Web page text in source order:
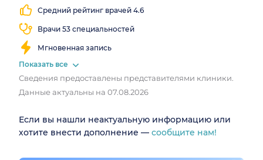
Средний рейтинг врачей 4.6
Врачи 53 специальностей
Мгновенная запись
Показать все
Сведения предоставлены представителями клиники.
Данные актуальны на 07.08.2026
Если вы нашли неактуальную информацию или
хотите внести дополнение — сообщите нам!